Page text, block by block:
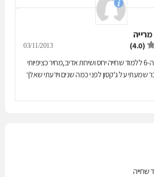
מרייה
(4.0)
03/11/2013
שלחתי את בני בן ה-6 ללמוד שחייה יחס ושירות אדיב,מחיר כציפיותי
שמעתי על ג'קסון לפני כמה שנים וידעתי שאלך
שחייה